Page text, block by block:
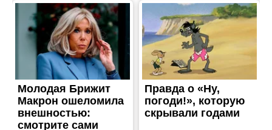
ТРЕШ
В Нікопольському районі
ніч пройшла під звуки
вибухів: наслідки ворожих
атак
Опубліковано21.08.2025